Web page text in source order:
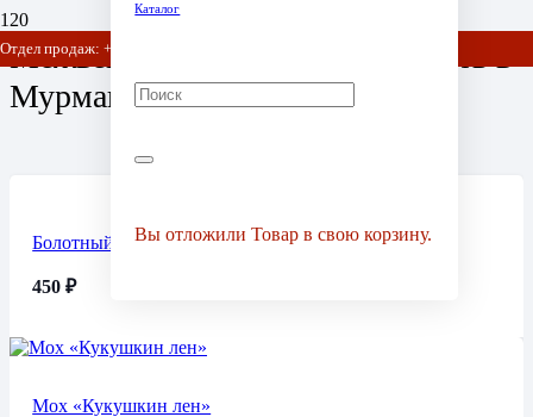
Отдел продаж: +7 (903) 778-01-07 / +7 (905) 752-77-20
Каталог
Вы отложилиТовар в свою корзину.
Межвенцовый утеплитель купить в
Мурманске
Болотный мох сфагнум
450₽
Мох «Кукушкин лен»